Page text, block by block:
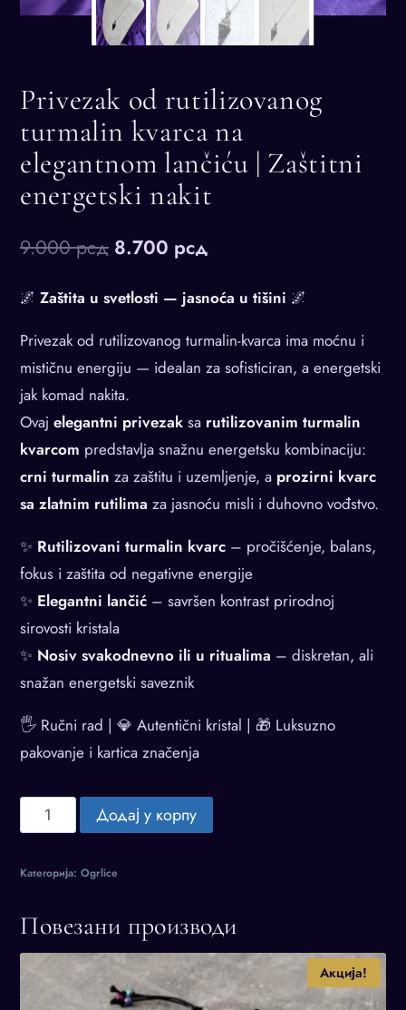
Privezak od rutilizovanog
turmalin kvarca na
elegantnom lančiću | Zaštitni
energetski nakit
9.000рсд Оригинална
била:
9.000 рсд.
8.700 рсд
8.700 рсд.
🌌 Zaštita u svetlosti — jasnoća u tišini 🌌
Privezak od rutilizovanog turmalin-kvarca ima moćnu i
mističnu energiju — idealan za sofisticiran, a energetski
jak komad nakita.
Ovaj elegantni privezak sa rutilizovanim turmalin
kvarcom predstavlja snažnu energetsku kombinaciju:
crni turmalin za zaštitu i uzemljenje, a prozirni kvarc
sa zlatnim rutilima za jasnoću misli i duhovno vođstvo.
✨ Rutilizovani turmalin kvarc – pročišćenje, balans,
fokus i zaštita od negativne energije
✨ Elegantni lančić – savršen kontrast prirodnoj
sirovosti kristala
✨ Nosiv svakodnevno ili u ritualima – diskretan, ali
snažan energetski saveznik
🖐️ Ručni rad | 💎 Autentični kristal | 🎁 Luksuzno
pakovanje i kartica značenja
Privezak
od
turmalin
na
elegantnom
Додај у корпу
Категорија: Ogrlice
Повезани производи
Акција!